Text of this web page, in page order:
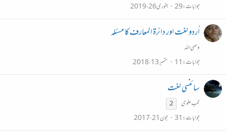
جوابات 29 جنوری 26، 2019
اُردو لغت اور دائرۃ المعارف کا مسئلہ
وصی اللہ
جوابات 11 ستمبر 13، 2018
سائنسی لغت
محب علوی 2
جوابات 31 جون 21، 2017